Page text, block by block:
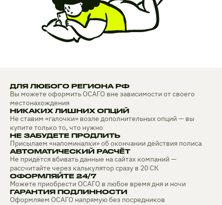
ДЛЯ ЛЮБОГО РЕГИОНА РФ
Вы можете оформить ОСАГО вне зависимости от своего
местонахождения
НИКАКИХ ЛИШНИХ ОПЦИЙ
Не ставим «галочки» возле дополнительных опций — вы
купите только то, что нужно
НЕ ЗАБУДЕТЕ ПРОДЛИТЬ
Присылаем «напоминалки» об окончании действия полиса
АВТОМАТИЧЕСКИЙ РАСЧЁТ
Не придётся вбивать данные на сайтах компаний —
рассчитайте через калькулятор сразу в 20 СК
ОФОРМЛЯЙТЕ 24/7
Можете приобрести ОСАГО в любое время дня и ночи
ГАРАНТИЯ ПОДЛИННОСТИ
Оформляем ОСАГО напрямую без посредников